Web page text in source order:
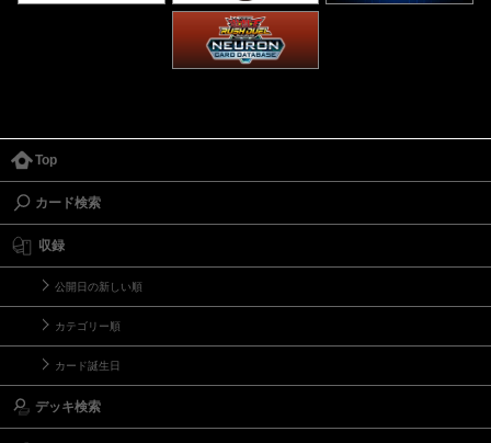
Top
カード検索
収録
公開日の新しい順
カテゴリー順
カード誕生日
デッキ検索